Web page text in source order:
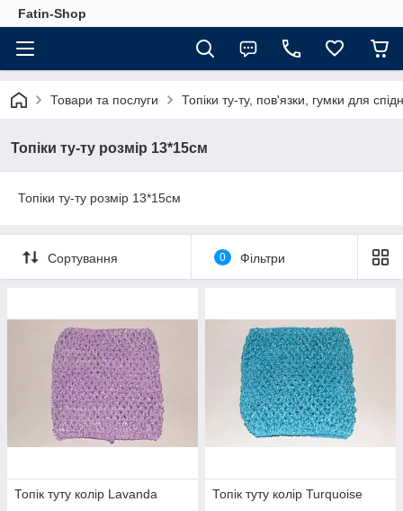
Fatin-Shop
Товари та послуги Топіки ту-ту, пов'язки, гумки для
Топіки ту-ту розмір 13*15см
Топіки ту-ту розмір 13*15см
Сортування 0 Фільтри
Топік туту колір Lavanda
Топік туту колір Turquoise